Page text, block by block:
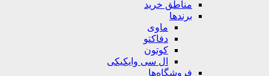
مناطق خرید
برندها
ماوی
دفاکتو
کوتون
ال سی وایکیکی
فروشگاه‌ها